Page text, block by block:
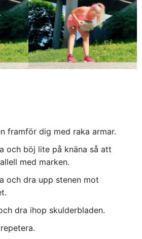
framför dig med raka armar.
och böj lite på knäna så att
med marken.
och dra upp stenen mot
dra ihop skulderbladen.